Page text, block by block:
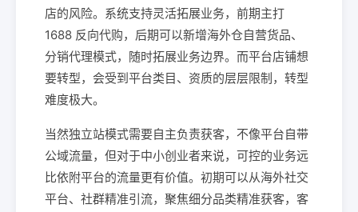
店的风险。系统支持灵活拓展业务，前期主打
1688 反向代购，后期可以新增海外仓自营货品、
分销代理模式，随时拓展业务边界。而平台店铺想
要转型，会受到平台类目、资质的层层限制，转型
难度极大。
当然独立站模式需要自主负责获客，不像平台自带
公域流量，但对于中小创业者来说，可控的业务远
比依附平台的流量更有价值。初期可以从海外社交
平台、社群精准引流，聚焦细分品类精准获客，客